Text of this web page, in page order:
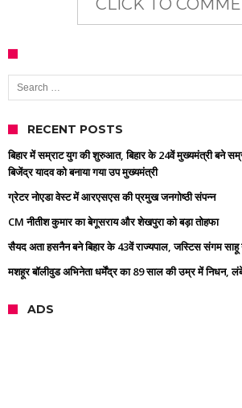
CLICK TO
Search for:
RECENT POSTS
बिहार में सम्राट युग की शुरुआत, बिहार के 24वें मुख्यमंत्री बने
बिजेंद्र यादव को बनाया गया उप मुख्यमंत्री
ग्रेटर नोएडा वेस्ट में आरएसएस की प्रमुख जनगोष्ठी संपन्न
CM नीतीश कुमार का बेगूसराय और शेखपुरा को बड़ा तोहफा
सैयद अता हसनैन बने बिहार के 43वें राज्यपाल, जस्टिस संगम साहू
मशहूर बॉलीवुड अभिनेता धर्मेंद्र का 89 साल की उम्र में निधन,
ADS